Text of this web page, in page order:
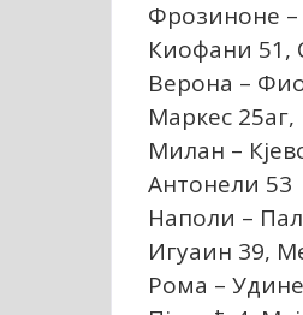
Фрозиноне –
Киофани 51,
Верона –
Маркес
Милан –
Антонели 53
Наполи –
Игуаин 39,
Рома –